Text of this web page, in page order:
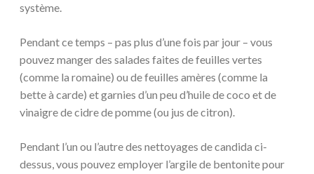
système.
Pendant ce temps – pas plus d’une fois par jour – vous
pouvez manger des salades faites de feuilles vertes
(comme la romaine) ou de feuilles amères (comme la
bette à carde) et garnies d’un peu d’huile de coco et de
vinaigre de cidre de pomme (ou jus de citron).
Pendant l’un ou l’autre des nettoyages de candida ci-
dessus, vous pouvez employer l’argile de bentonite pour